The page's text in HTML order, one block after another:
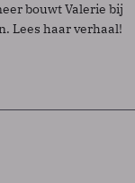
bouwt Valerie bij
Lees haar verhaal!